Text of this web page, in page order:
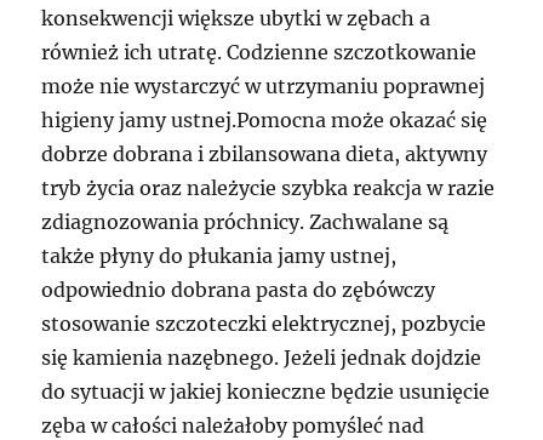
konsekwencji większe ubytki w zębach a
również ich utratę. Codzienne szczotkowanie
może nie wystarczyć w utrzymaniu poprawnej
higieny jamy ustnej.Pomocna może okazać się
dobrze dobrana i zbilansowana dieta, aktywny
tryb życia oraz należycie szybka reakcja w razie
zdiagnozowania próchnicy. Zachwalane są
także płyny do płukania jamy ustnej,
odpowiednio dobrana pasta do zębówczy
stosowanie szczoteczki elektrycznej, pozbycie
się kamienia nazębnego. Jeżeli jednak dojdzie
do sytuacji w jakiej konieczne będzie usunięcie
zęba w całości należałoby pomyśleć nad